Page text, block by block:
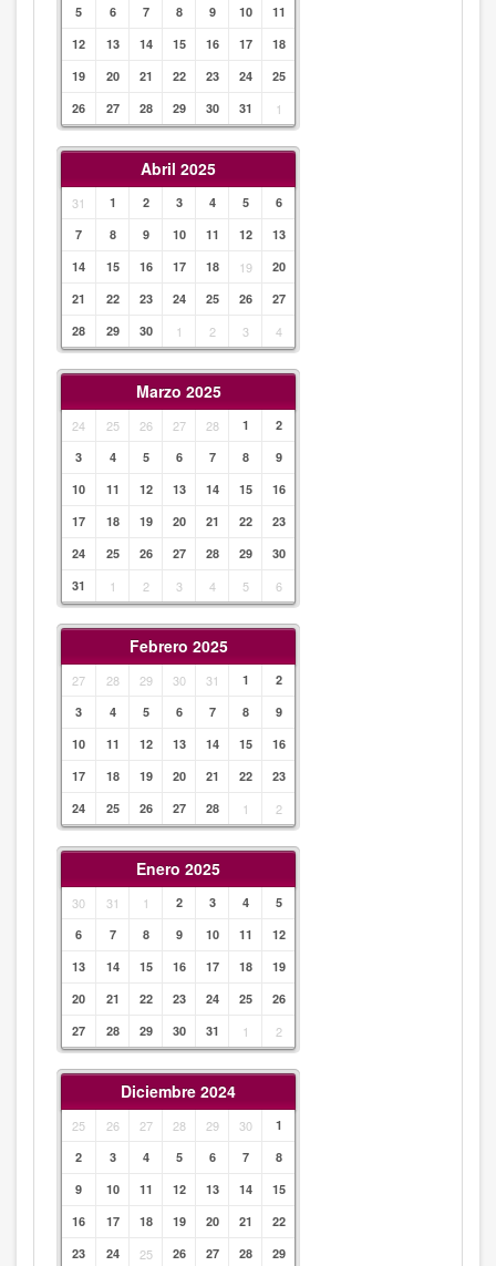
5 6 7 8 9 10
11
12
13 14 15 16 17
18
19
20 21 22 23 24
25
26
27 28 29 30 31 1
Abril 2025
31 1 2 3 4 5
6
7
8 9 10 11 12
13
14
15 16 17 18 19
20
21
22 23 24 25 26
27
28
29 30 1 2 3 4
Marzo 2025
24 25 26 27 28 1
2
3
4 5 6 7 8
9
10
11 12 13 14 15
16
17
18 19 20 21 22
23
24
25 26 27 28 29
30
31
1 2 3 4 5 6
Febrero 2025
27 28 29 30 31 1
2
3
4 5 6 7 8
9
10
11 12 13 14 15
16
17
18 19 20 21 22
23
24
25 26 27 28 1 2
Enero 2025
30 31 1 2 3 4
5
6
7 8 9 10 11
12
13
14 15 16 17 18
19
20
21 22 23 24 25
26
27
28 29 30 31 1 2
Diciembre 2024
25 26 27 28 29 30
1
2
3 4 5 6 7
8
9
10 11 12 13 14
15
16
17 18 19 20 21
22
23
24 25 26 27 28
29